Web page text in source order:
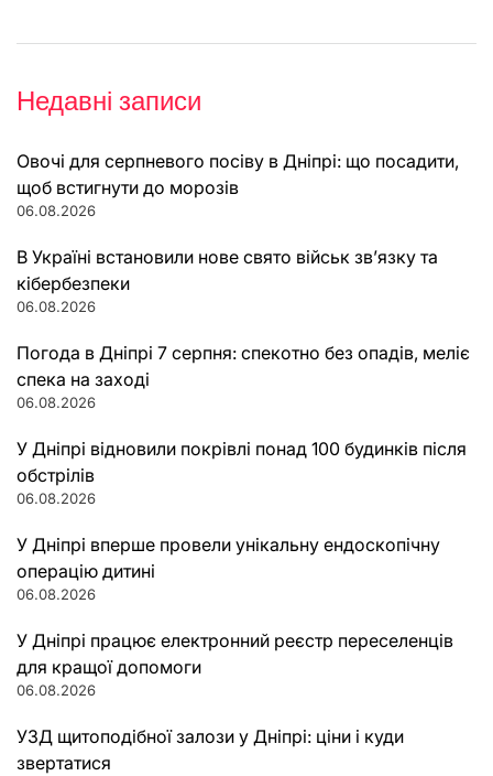
Недавні записи
Овочі для серпневого посіву в Дніпрі: що посадити,
щоб встигнути до морозів
06.08.2026
В Україні встановили нове свято військ зв’язку та
кібербезпеки
06.08.2026
Погода в Дніпрі 7 серпня: спекотно без опадів, меліє
спека на заході
06.08.2026
У Дніпрі відновили покрівлі понад 100 будинків після
обстрілів
06.08.2026
У Дніпрі вперше провели унікальну ендоскопічну
операцію дитині
06.08.2026
У Дніпрі працює електронний реєстр переселенців
для кращої допомоги
06.08.2026
УЗД щитоподібної залози у Дніпрі: ціни і куди
звертатися